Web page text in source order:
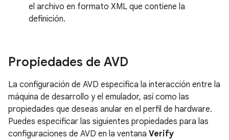
el archivo en formato XML que contiene la
definición.
Propiedades de AVD
La configuración de AVD especifica la interacción entre la
máquina de desarrollo y el emulador, así como las
propiedades que deseas anular en el perfil de hardware.
Puedes especificar las siguientes propiedades para las
configuraciones de AVD en la ventana Verify